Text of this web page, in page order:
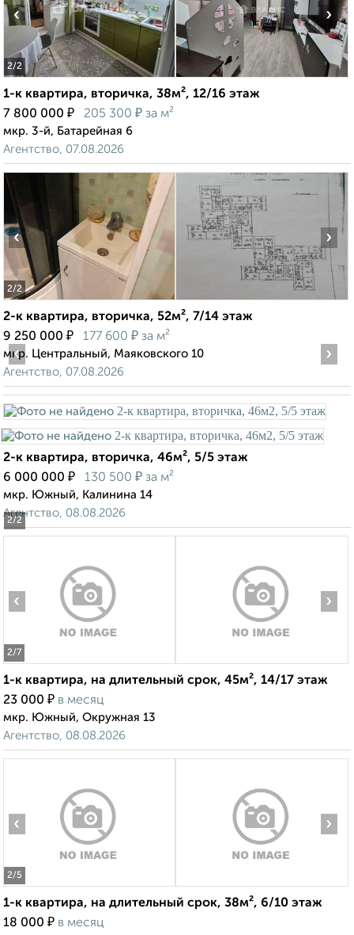
2/2
‹ ›
1-к квартира, вторичка, 38м², 12/16 этаж
7 800 000 ₽ 205 300 ₽ за м²
мкр. 3-й, Батарейная 6
Агентство, 07.08.2026
2/2
‹ ›
2-к квартира, вторичка, 52м², 7/14 этаж
9 250 000 ₽ 177 600 ₽ за м²
мкр. Центральный, Маяковского 10
Агентство, 07.08.2026
2/2
‹ ›
2-к квартира, вторичка, 46м², 5/5 этаж
6 000 000 ₽ 130 500 ₽ за м²
мкр. Южный, Калинина 14
Агентство, 08.08.2026
2/7
‹ ›
1-к квартира, на длительный срок, 45м², 14/17 этаж
23 000 ₽ в месяц
мкр. Южный, Окружная 13
Агентство, 08.08.2026
2/5
‹ ›
1-к квартира, на длительный срок, 38м², 6/10 этаж
18 000 ₽ в месяц